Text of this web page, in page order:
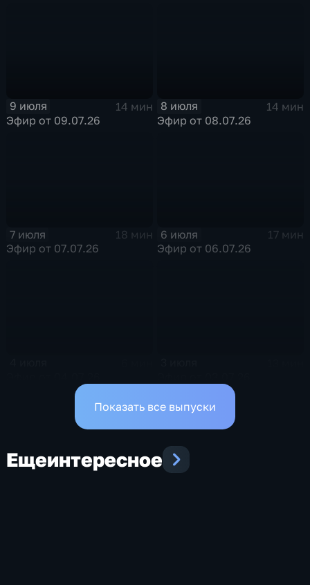
9 июля
14 мин
Эфир от 09.07.26
8 июля
14 мин
Эфир от 08.07.26
7 июля
18 мин
Эфир от 07.07.26
6 июля
17 мин
Эфир от 06.07.26
Показать все выпуски
Ещеинтересное